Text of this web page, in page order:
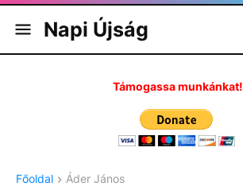
Napi Újság
Támogassa munkánkat!
Főoldal Áder János